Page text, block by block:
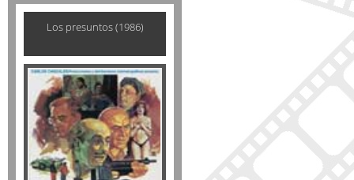
Los presuntos (1986)